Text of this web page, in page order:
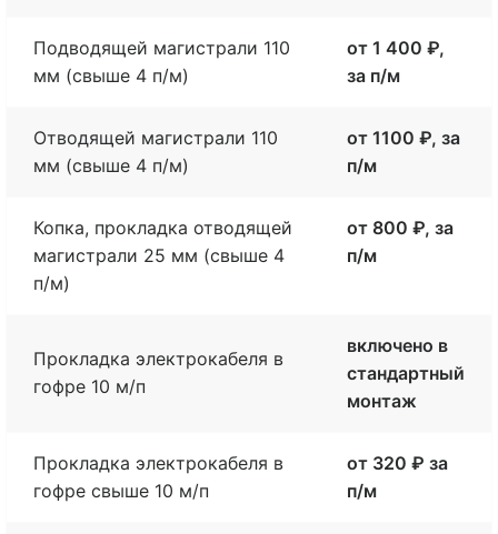
Подводящей магистрали 110
мм (свыше 4 п/м)
от 1 400 ₽,
за п/м
Отводящей магистрали 110
мм (свыше 4 п/м)
от 1100 ₽, за
п/м
Копка, прокладка отводящей
магистрали 25 мм (свыше 4
п/м)
от 800 ₽, за
п/м
Прокладка электрокабеля в
гофре 10 м/п
включено в
стандартный
монтаж
Прокладка электрокабеля в
гофре свыше 10 м/п
от 320 ₽ за
п/м